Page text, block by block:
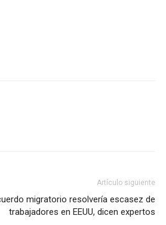
Artículo siguiente
migratorio resolvería escasez de
trabajadores en EEUU, dicen expertos